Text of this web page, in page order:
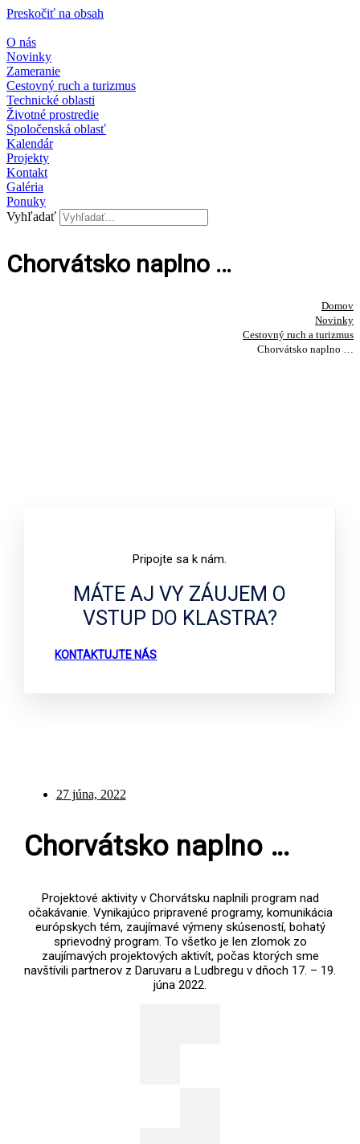
Preskočiť na obsah
O nás
Novinky
Zameranie
Cestovný ruch a turizmus
Technické oblasti
Životné prostredie
Spoločenská oblasť
Kalendár
Projekty
Kontakt
Galéria
Ponuky
Vyhľadať
Chorvátsko naplno …
Domov
Novinky
Cestovný ruch a turizmus​
Chorvátsko naplno …
Pripojte sa k nám.
MÁTE AJ VY ZÁUJEM O
VSTUP DO KLASTRA?
KONTAKTUJTE NÁS
27 júna, 2022
Chorvátsko naplno …
Projektové aktivity v Chorvátsku naplnili program nad
očakávanie. Vynikajúco pripravené programy, komunikácia
európskych tém, zaujímavé výmeny skúseností, bohatý
sprievodný program. To všetko je len zlomok zo
zaujímavých projektových aktivít, počas ktorých sme
navštívili partnerov z Daruvaru a Ludbregu v dňoch 17. – 19.
júna 2022.